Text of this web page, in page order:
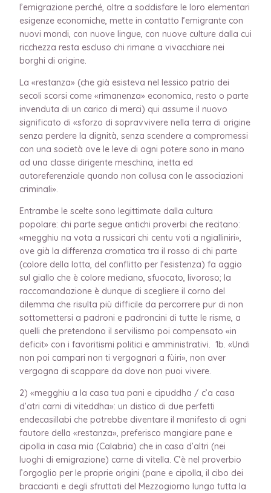
l’emigrazione perché, oltre a soddisfare le loro elementari
esigenze economiche, mette in contatto l’emigrante con
nuovi mondi, con nuove lingue, con nuove culture dalla cui
ricchezza resta escluso chi rimane a vivacchiare nei
borghi di origine.
La «restanza» (che già esisteva nel lessico patrio dei
secoli scorsi come «rimanenza» economica, resto o parte
invenduta di un carico di merci) qui assume il nuovo
significato di «sforzo di sopravvivere nella terra di origine
senza perdere la dignità, senza scendere a compromessi
con una società ove le leve di ogni potere sono in mano
ad una classe dirigente meschina, inetta ed
autoreferenziale quando non collusa con le associazioni
criminali».
Entrambe le scelte sono legittimate dalla cultura
popolare: chi parte segue antichi proverbi che recitano:
«megghiu na vota a russicari chi centu voti a ngialliniri»,
ove già la differenza cromatica tra il rosso di chi parte
(colore della lotta, del conflitto per l’esistenza) fa aggio
sul giallo che è colore mediano, sfuocato, livoroso; la
raccomandazione è dunque di scegliere il corno del
dilemma che risulta più difficile da percorrere pur di non
sottomettersi a padroni e padroncini di tutte le risme, a
quelli che pretendono il servilismo poi compensato «in
deficit» con i favoritismi politici e amministrativi. 1b. «Undi
non poi campari non ti vergognari a fùiri», non aver
vergogna di scappare da dove non puoi vivere.
2) «megghiu a la casa tua pani e cipuddha / c’a casa
d’atri carni di viteddha»: un distico di due perfetti
endecasillabi che potrebbe diventare il manifesto di ogni
fautore della «restanza», preferisco mangiare pane e
cipolla in casa mia (Calabria) che in casa d’altri (nei
luoghi di emigrazione) carne di vitella. C’è nel proverbio
l’orgoglio per le proprie origini (pane e cipolla, il cibo dei
braccianti e degli sfruttati del Mezzogiorno lungo tutta la